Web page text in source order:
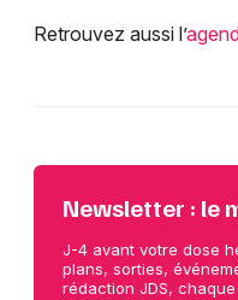
Retrouvez aussi l’
Newsletter : le
J-4 avant votre dose
plans, sorties,
rédaction JDS, chaque